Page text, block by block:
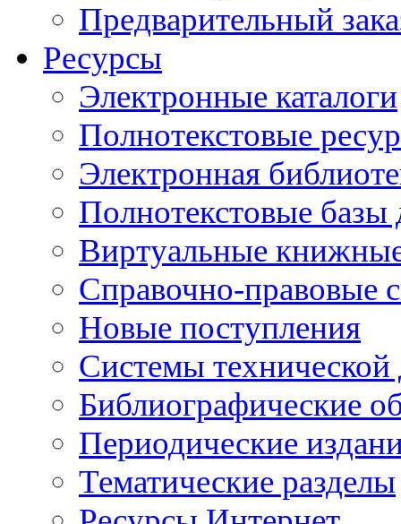
Предварительный
Ресурсы
Электронные каталоги
Полнотекстовые
Электронная
Полнотекстовые
Виртуальные
Справочно-правовые
Новые поступления
Cистемы
Библиографические
Периодические
Тематические разделы